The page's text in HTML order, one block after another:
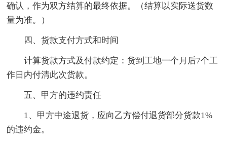
确认，作为双方结算的最终依据。（结算以实际送货数
量为准。）
四、货款支付方式和时间
计算货款方式及付款约定：货到工地一个月后7个工
作日内付清此次货款。
五、甲方的违约责任
1、甲方中途退货，应向乙方偿付退货部分货款1%
的违约金。